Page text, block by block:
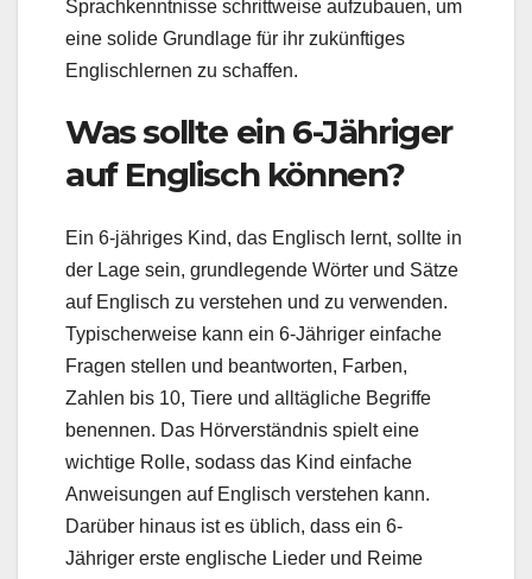
Sprachkenntnisse schrittweise aufzubauen, um
eine solide Grundlage für ihr zukünftiges
Englischlernen zu schaffen.
Was sollte ein 6-Jähriger
auf Englisch können?
Ein 6-jähriges Kind, das Englisch lernt, sollte in
der Lage sein, grundlegende Wörter und Sätze
auf Englisch zu verstehen und zu verwenden.
Typischerweise kann ein 6-Jähriger einfache
Fragen stellen und beantworten, Farben,
Zahlen bis 10, Tiere und alltägliche Begriffe
benennen. Das Hörverständnis spielt eine
wichtige Rolle, sodass das Kind einfache
Anweisungen auf Englisch verstehen kann.
Darüber hinaus ist es üblich, dass ein 6-
Jähriger erste englische Lieder und Reime